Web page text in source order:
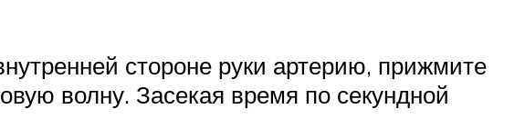
стороне руки артерию, прижмите
волну. Засекая время по секундной